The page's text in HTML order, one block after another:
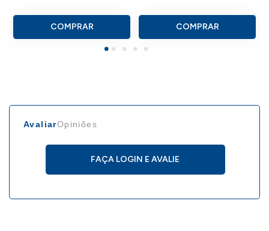
COMPRAR COMPRAR
AvaliarOpiniões
FAÇA LOGIN E AVALIE